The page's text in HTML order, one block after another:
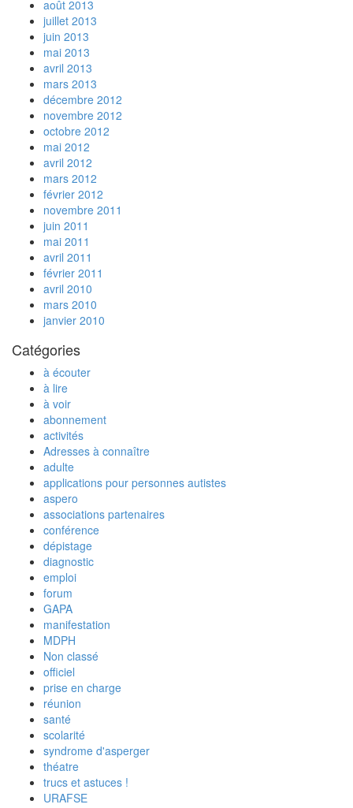
août 2013
juillet 2013
juin 2013
mai 2013
avril 2013
mars 2013
décembre 2012
novembre 2012
octobre 2012
mai 2012
avril 2012
mars 2012
février 2012
novembre 2011
juin 2011
mai 2011
avril 2011
février 2011
avril 2010
mars 2010
janvier 2010
Catégories
à écouter
à lire
à voir
abonnement
activités
Adresses à connaître
adulte
applications pour personnes autistes
aspero
associations partenaires
conférence
dépistage
diagnostic
emploi
forum
GAPA
manifestation
MDPH
Non classé
officiel
prise en charge
réunion
santé
scolarité
syndrome d'asperger
théatre
trucs et astuces !
URAFSE